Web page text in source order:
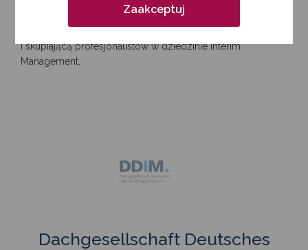
Döim (angielska nazwa: Association of Austrian Interim
i skupiającą profesjonalistów w dziedzinie interim
Management.
Dachgesellschaft Deutsches
Zaakceptuj